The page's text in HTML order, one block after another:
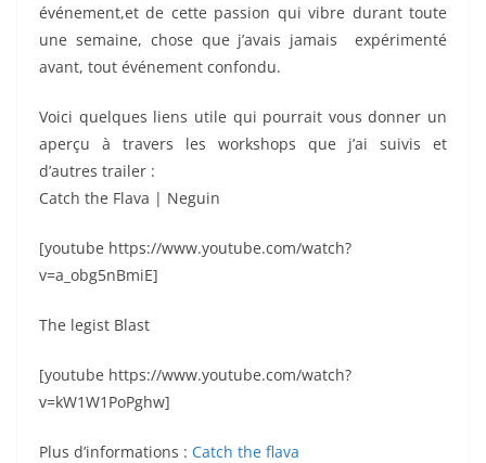
événement,et de cette passion qui vibre durant toute
une semaine, chose que j’avais jamais expérimenté
avant, tout événement confondu.
Voici quelques liens utile qui pourrait vous donner un
aperçu à travers les workshops que j’ai suivis et
d’autres trailer :
Catch the Flava | Neguin
[youtube https://www.youtube.com/watch?
v=a_obg5nBmiE]
The legist Blast
[youtube https://www.youtube.com/watch?
v=kW1W1PoPghw]
Plus d’informations : Catch the flava